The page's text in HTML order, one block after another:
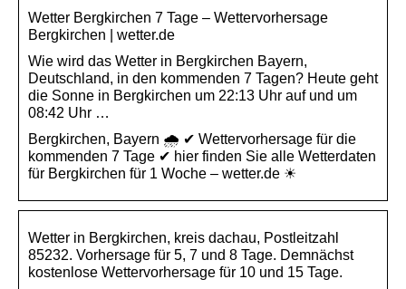
Wetter Bergkirchen 7 Tage – Wettervorhersage
Bergkirchen | wetter.de
Wie wird das Wetter in Bergkirchen Bayern,
Deutschland, in den kommenden 7 Tagen? Heute geht
die Sonne in Bergkirchen um 22:13 Uhr auf und um
08:42 Uhr …
Bergkirchen, Bayern 🌧️ ✔ Wettervorhersage für die
kommenden 7 Tage ✔ hier finden Sie alle Wetterdaten
für Bergkirchen für 1 Woche – wetter.de ☀
Wetter in Bergkirchen, kreis dachau, Postleitzahl
85232. Vorhersage für 5, 7 und 8 Tage. Demnächst
kostenlose Wettervorhersage für 10 und 15 Tage.